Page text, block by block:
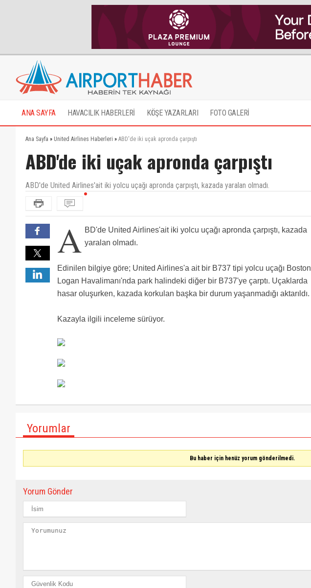
ANA SAYFA HAVACILIK HABERLERİ KÖŞE YAZARLARI FOTO GALERİ
Ana Sayfa » United Airlines Haberleri » ABD'de iki uçak apronda çarpıştı
ABD'de iki uçak apronda çarpıştı
ABD'de United Airlines'ait iki yolcu uçağı apronda çarpıştı, kazada yaralan olmadı.
A BD'de United Airlines'ait iki yolcu uçağı apronda çarpıştı, kazada
yaralan olmadı.
Edinilen bilgiye göre; United Airlines'a ait bir B737 tipi yolcu uçağı Boston
Logan Havalimanı'nda park halindeki diğer bir B737'ye çarptı. Uçaklarda
hasar oluşurken, kazada korkulan başka bir durum yaşanmadığı aktarıldı.
Kazayla ilgili inceleme sürüyor.
Yorumlar
Bu haber için henüz yorum gönderilmedi.
Yorum Gönder